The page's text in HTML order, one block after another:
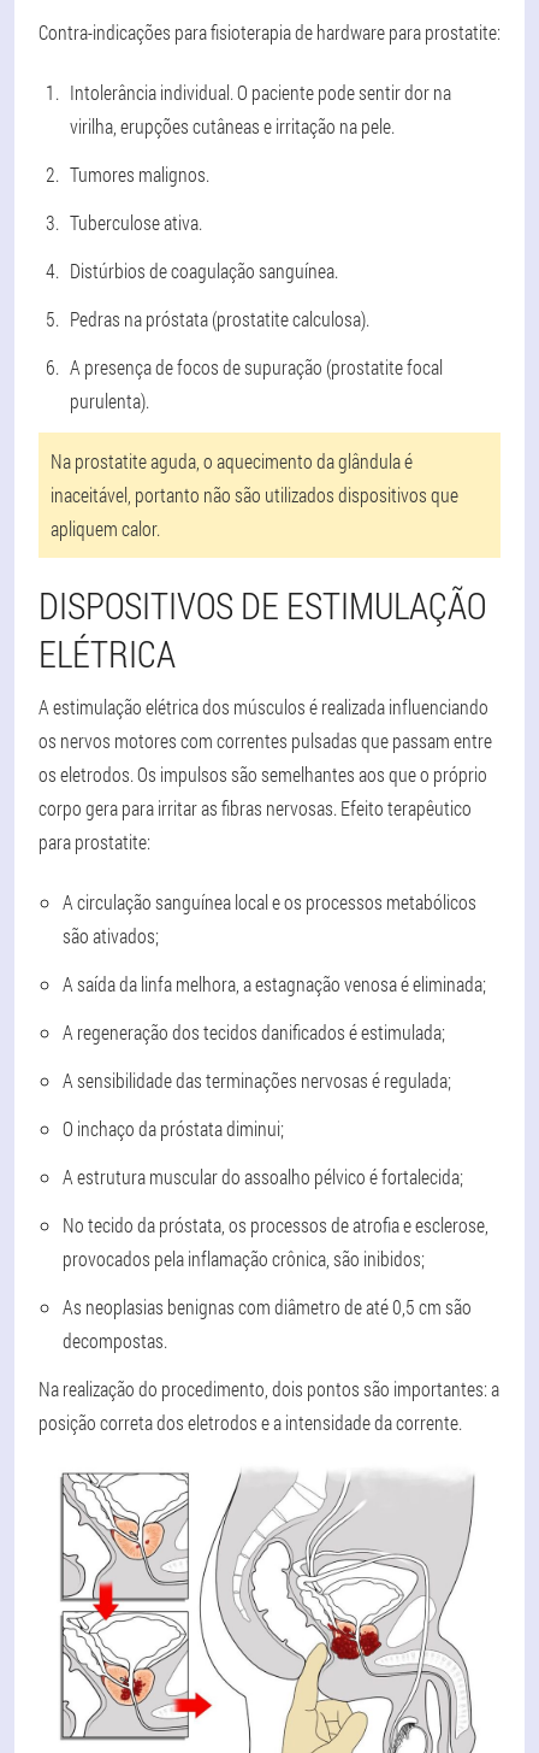
Contra-indicações para fisioterapia de hardware para prostatite:
Intolerância individual. O paciente pode sentir dor na
virilha, erupções cutâneas e irritação na pele.
Tumores malignos.
Tuberculose ativa.
Distúrbios de coagulação sanguínea.
Pedras na próstata (prostatite calculosa).
A presença de focos de supuração (prostatite focal
purulenta).
Na prostatite aguda, o aquecimento da glândula é
inaceitável, portanto não são utilizados dispositivos que
apliquem calor.
DISPOSITIVOS DE ESTIMULAÇÃO
ELÉTRICA
A estimulação elétrica dos músculos é realizada influenciando
os nervos motores com correntes pulsadas que passam entre
os eletrodos. Os impulsos são semelhantes aos que o próprio
corpo gera para irritar as fibras nervosas. Efeito terapêutico
para prostatite:
A circulação sanguínea local e os processos metabólicos
são ativados;
A saída da linfa melhora, a estagnação venosa é eliminada;
A regeneração dos tecidos danificados é estimulada;
A sensibilidade das terminações nervosas é regulada;
O inchaço da próstata diminui;
A estrutura muscular do assoalho pélvico é fortalecida;
No tecido da próstata, os processos de atrofia e esclerose,
provocados pela inflamação crônica, são inibidos;
As neoplasias benignas com diâmetro de até 0,5 cm são
decompostas.
Na realização do procedimento, dois pontos são importantes: a
posição correta dos eletrodos e a intensidade da corrente.